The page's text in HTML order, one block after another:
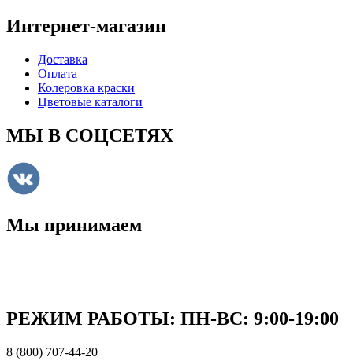
Интернет-магазин
Доставка
Оплата
Колеровка краски
Цветовые каталоги
МЫ В СОЦСЕТЯХ
Мы принимаем
РЕЖИМ РАБОТЫ: ПН-ВC: 9:00-19:00
8 (800) 707-44-20